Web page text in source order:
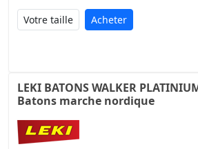
Acheter
LEKI BATONS WALKER
Batons marche nordique